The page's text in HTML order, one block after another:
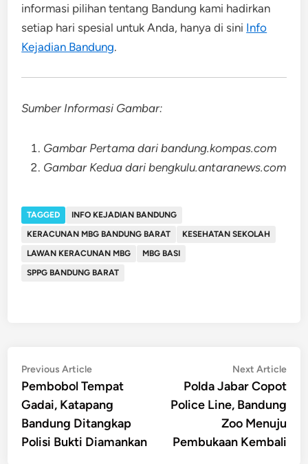
informasi pilihan tentang Bandung kami hadirkan
setiap hari spesial untuk Anda, hanya di sini Info
Kejadian Bandung.
Sumber Informasi Gambar:
Gambar Pertama dari bandung.kompas.com
Gambar Kedua dari bengkulu.antaranews.com
TAGGED
INFO KEJADIAN BANDUNG
KERACUNAN MBG BANDUNG BARAT
KESEHATAN SEKOLAH
LAWAN KERACUNAN MBG
MBG BASI
SPPG BANDUNG BARAT
Post
navigation
Previous ArticlePrevious
article:
Pembobol Tempat
Gadai, Katapang
Bandung Ditangkap
Polisi Bukti Diamankan
Next Article
Polda Jabar Copot
Police Line, Bandung
Zoo Menuju
Pembukaan Kembali